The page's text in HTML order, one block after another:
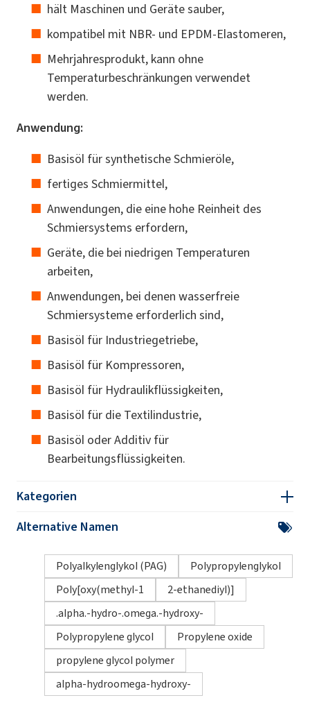
hält Maschinen und Geräte sauber,
kompatibel mit NBR- und EPDM-Elastomeren,
Mehrjahresprodukt, kann ohne
Temperaturbeschränkungen verwendet
werden.
Anwendung:
Basisöl für synthetische Schmieröle,
fertiges Schmiermittel,
Anwendungen, die eine hohe Reinheit des
Schmiersystems erfordern,
Geräte, die bei niedrigen Temperaturen
arbeiten,
Anwendungen, bei denen wasserfreie
Schmiersysteme erforderlich sind,
Basisöl für Industriegetriebe,
Basisöl für Kompressoren,
Basisöl für Hydraulikflüssigkeiten,
Basisöl für die Textilindustrie,
Basisöl oder Additiv für
Bearbeitungsflüssigkeiten.
Kategorien
Alternative Namen
Polyalkylenglykol (PAG)
Polypropylenglykol
Poly[oxy(methyl-1
2-ethanediyl)]
.alpha.-hydro-.omega.-hydroxy-
Polypropylene glycol
Propylene oxide
propylene glycol polymer
alpha-hydroomega-hydroxy-